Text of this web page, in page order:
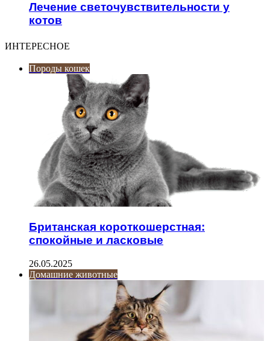
Лечение светочувствительности у
котов
ИНТЕРЕСНОЕ
Породы кошек
Британская короткошерстная:
спокойные и ласковые
26.05.2025
Домашние животные